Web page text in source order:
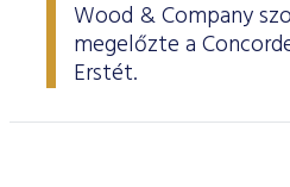
Wood & Company
megelőzte a
Erstét.